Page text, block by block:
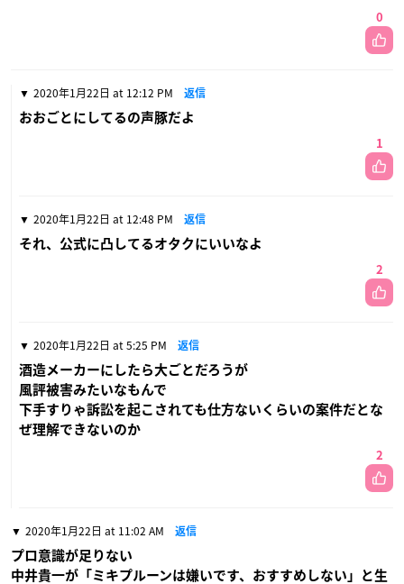
0
2020年1月22日 at 12:12 PM 返信
おおごとにしてるの声豚だよ
1
2020年1月22日 at 12:48 PM 返信
それ、公式に凸してるオタクにいいなよ
2
2020年1月22日 at 5:25 PM 返信
酒造メーカーにしたら大ごとだろうが
風評被害みたいなもんで
下手すりゃ訴訟を起こされても仕方ないくらいの案件だとな
ぜ理解できないのか
2
2020年1月22日 at 11:02 AM 返信
プロ意識が足りない
中井貴一が「ミキプルーンは嫌いです、おすすめしない」と生